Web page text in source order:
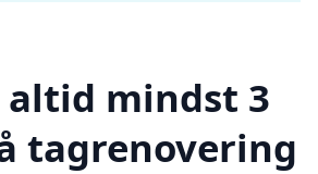
mindst 3
tagrenovering